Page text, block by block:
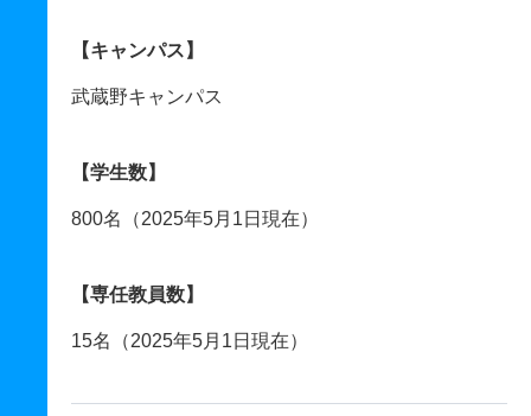
【キャンパス】
武蔵野キャンパス
【学生数】
800名（2025年5月1日現在）
【専任教員数】
15名（2025年5月1日現在）